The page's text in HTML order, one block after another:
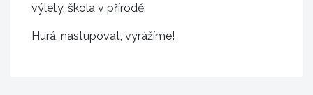
výlety, škola v přírodě.
Hurá, nastupovat, vyrážíme!